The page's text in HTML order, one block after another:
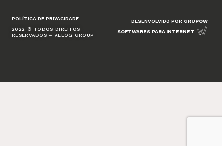
POLÍTICA DE PRIVACIDADE
2022 © TODOS DIREITOS
RESERVADOS – ALLOG GROUP
DESENVOLVIDO POR GRUPOW
SOFTWARES PARA INTERNET